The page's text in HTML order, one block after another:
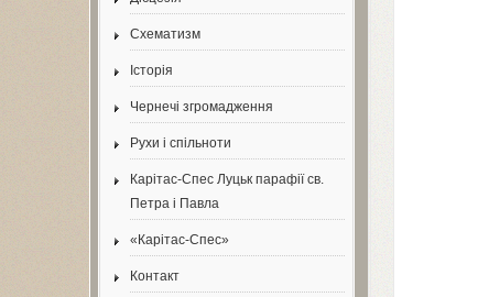
Схематизм
Історія
Чернечі згромадження
Рухи і спільноти
Карітас-Спес Луцьк парафії св.
Петра і Павла
«Карітас-Спес»
Контакт